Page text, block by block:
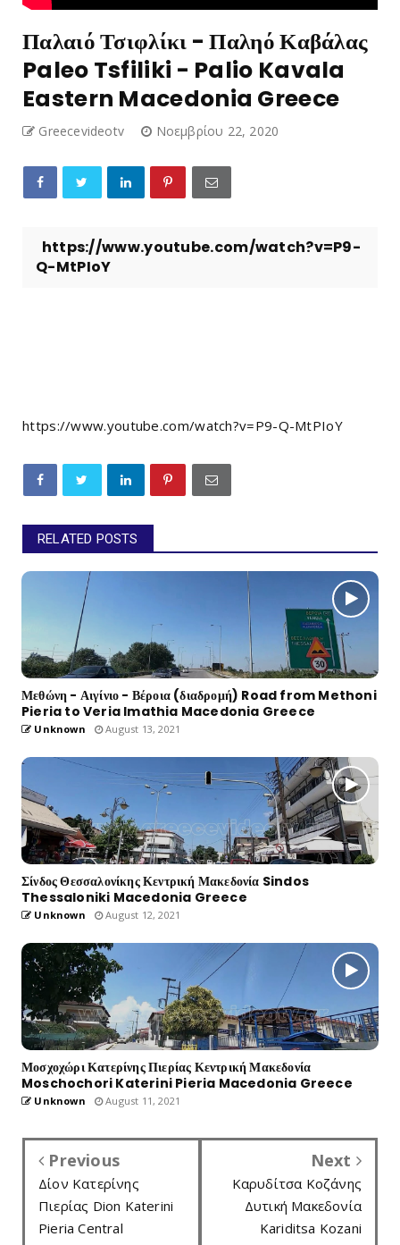
Παλαιό Τσιφλίκι - Παληό Καβάλας
Paleo Tsfiliki - Palio Kavala
Eastern Macedonia Greece
Greecevideotv Νοεμβρίου 22, 2020
https://www.youtube.com/watch?v=P9-
Q-MtPIoY
https://www.youtube.com/watch?v=P9-Q-MtPIoY
RELATED POSTS
Μεθώνη - Αιγίνιο - Βέροια (διαδρομή) Road from Methoni
Pieria to Veria Imathia Macedonia Greece
Unknown August 13, 2021
Σίνδος Θεσσαλονίκης Κεντρική Μακεδονία Sindos
Thessaloniki Macedonia Greece
Unknown August 12, 2021
Μοσχοχώρι Κατερίνης Πιερίας Κεντρική Μακεδονία
Moschochori Katerini Pieria Macedonia Greece
Unknown August 11, 2021
Previous
Δίον Κατερίνης
Πιερίας Dion Katerini
Pieria Central
Next
Καρυδίτσα Κοζάνης
Δυτική Μακεδονία
Kariditsa Kozani